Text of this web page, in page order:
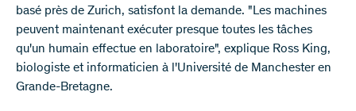
basé près de Zurich, satisfont la demande. "Les machines
peuvent maintenant exécuter presque toutes les tâches
qu'un humain effectue en laboratoire", explique Ross King,
biologiste et informaticien à l'Université de Manchester en
Grande-Bretagne.